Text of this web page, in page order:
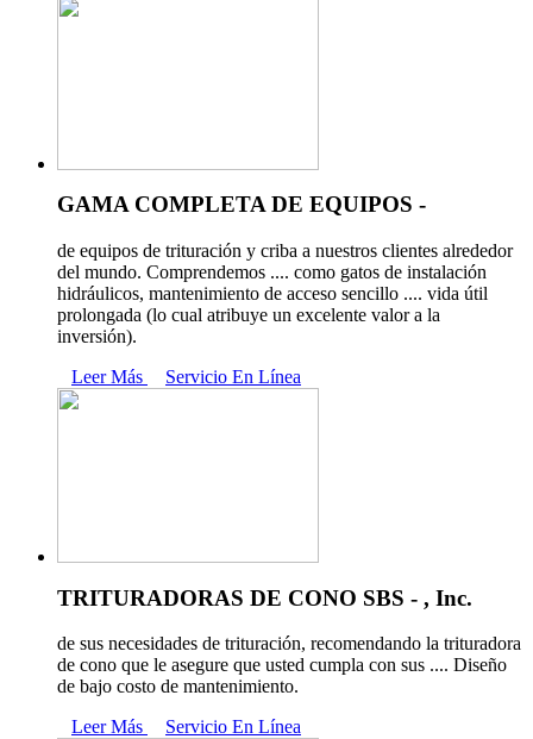
GAMA COMPLETA DE EQUIPOS -
de equipos de trituración y criba a nuestros clientes alrededor
del mundo. Comprendemos .... como gatos de instalación
hidráulicos, mantenimiento de acceso sencillo .... vida útil
prolongada (lo cual atribuye un excelente valor a la
inversión).
Leer Más
Servicio En Línea
TRITURADORAS DE CONO SBS - , Inc.
de sus necesidades de trituración, recomendando la trituradora
de cono que le asegure que usted cumpla con sus .... Diseño
de bajo costo de mantenimiento.
Leer Más
Servicio En Línea